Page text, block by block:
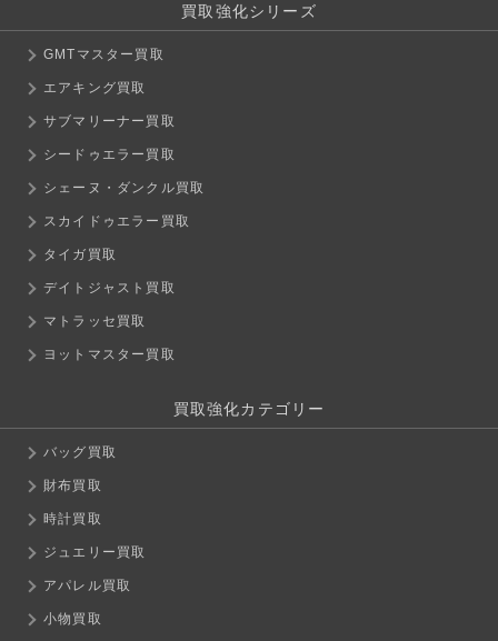
買取強化シリーズ
GMTマスター買取
エアキング買取
サブマリーナー買取
シードゥエラー買取
シェーヌ・ダンクル買取
スカイドゥエラー買取
タイガ買取
デイトジャスト買取
マトラッセ買取
ヨットマスター買取
買取強化カテゴリー
バッグ買取
財布買取
時計買取
ジュエリー買取
アパレル買取
小物買取